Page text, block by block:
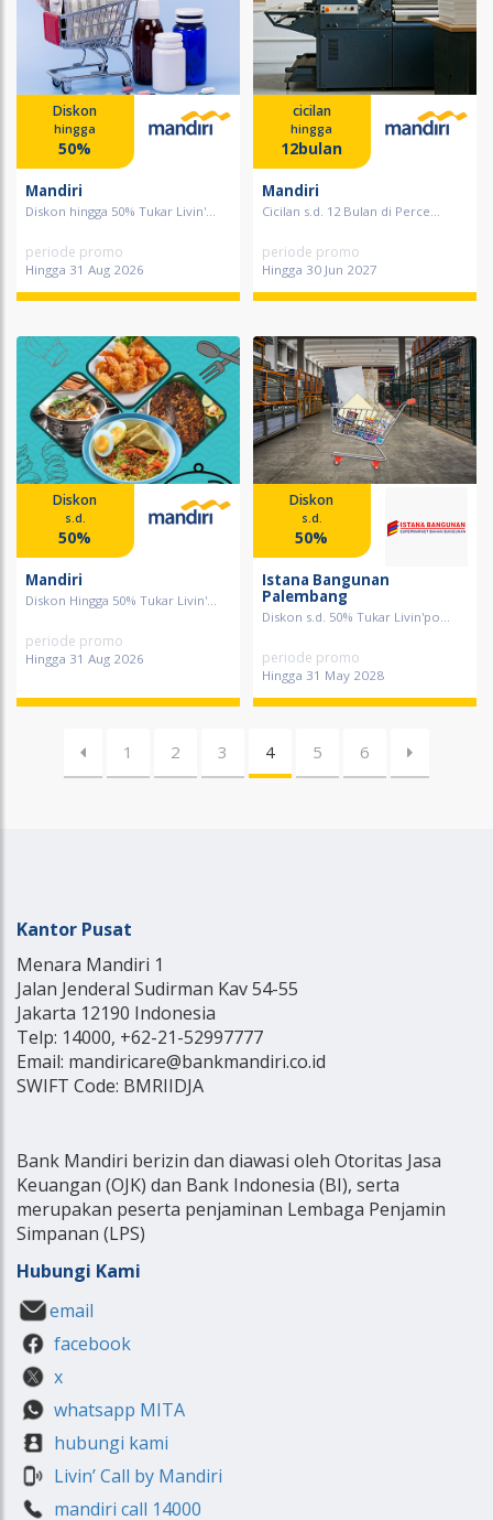
Diskon
hingga
50%
Mandiri
Diskon hingga 50% Tukar Livin'...
periode promo
Hingga 31 Aug 2026
cicilan
hingga
12bulan
Mandiri
Cicilan s.d. 12 Bulan di Perce...
periode promo
Hingga 30 Jun 2027
Diskon
s.d.
50%
Mandiri
Diskon Hingga 50% Tukar Livin'...
periode promo
Hingga 31 Aug 2026
Diskon
s.d.
50%
Istana Bangunan
Palembang
Diskon s.d. 50% Tukar Livin'po...
periode promo
Hingga 31 May 2028
1 2 3 4 5 6
Kantor Pusat
Menara Mandiri 1
Jalan Jenderal Sudirman Kav 54-55
Jakarta 12190 Indonesia
Telp: 14000, +62-21-52997777
Email: mandiricare@bankmandiri.co.id
SWIFT Code: BMRIIDJA
Bank Mandiri berizin dan diawasi oleh Otoritas Jasa
Keuangan (OJK) dan Bank Indonesia (BI), serta
merupakan peserta penjaminan Lembaga Penjamin
Simpanan (LPS)
Hubungi Kami
email
facebook
x
whatsapp MITA
hubungi kami
Livin’ Call by Mandiri
mandiri call 14000